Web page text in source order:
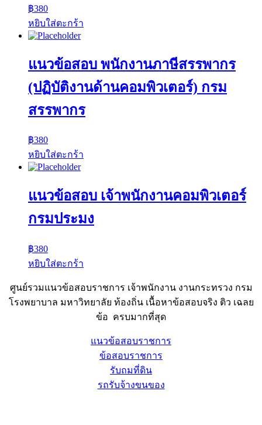
฿380
หยิบใส่ตะกร้า
แนวข้อสอบ พนักงานภาษีสรรพากร
(ปฏิบัติงานด้านคอมพิวเตอร์) กรม
สรรพากร
฿380
หยิบใส่ตะกร้า
แนวข้อสอบ เจ้าพนักงานคอมพิวเตอร์
กรมประมง
฿380
หยิบใส่ตะกร้า
ศูนย์รวมแนวข้อสอบราชการ เจ้าพนักงาน งานกระทรวง กรม
โรงพยาบาล มหาวิทยาลัย ท้องถิ่น เนื้อหาข้อสอบจริง ติว เฉลย
ข้อ ครบมากที่สุด
แนวข้อสอบราชการ
ข้อสอบราชการ
รับถมที่ดิน
รถรับจ้างขนของ